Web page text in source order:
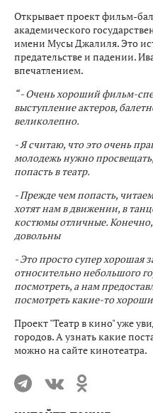
Открывает проект фильм-
академического
имени Мусы Джалиля. Это
предательстве и падении.
впечатлением.
“ - Очень хороший фильм-
выступление актеров,
великолепно.
- Я считаю, что это очень
молодежь нужно
попасть в театр.
- Прежде чем попасть,
хотят нам в движении, в
костюмы отличные. Конечно,
довольны
- Это просто супер хорошая
относительно небольшого
посмотреть, а нам
посмотреть какие-то
Проект "Театр в кино" уже
городов. А узнать какие
можно на сайте кинотеатра.